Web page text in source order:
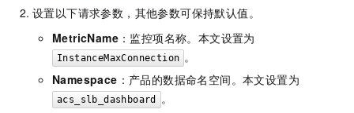
设置以下请求参数，其他参数可保持默认值。
MetricName ：监控项名称。本文设置为
InstanceMaxConnection 。
Namespace ：产品的数据命名空间。本文设置为
acs_slb_dashboard 。